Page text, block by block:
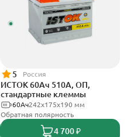
5 Россия
ИСТОК 60Ач 510А, ОП,
стандартные клеммы
242x175x190 мм
60Ач
Обратная полярность
4 700 ₽